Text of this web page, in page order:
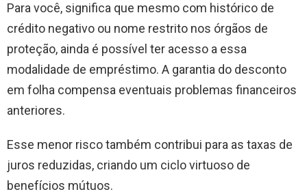
Para você, significa que mesmo com histórico de
crédito negativo ou nome restrito nos órgãos de
proteção, ainda é possível ter acesso a essa
modalidade de empréstimo. A garantia do desconto
em folha compensa eventuais problemas financeiros
anteriores.
Esse menor risco também contribui para as taxas de
juros reduzidas, criando um ciclo virtuoso de
benefícios mútuos.